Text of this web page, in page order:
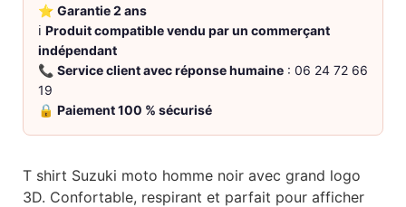
⭐ Garantie 2 ans
ℹ️ Produit compatible vendu par un commerçant
indépendant
📞 Service client avec réponse humaine : 06 24 72 66
19
🔒 Paiement 100 % sécurisé
T shirt Suzuki moto homme noir avec grand logo
3D. Confortable, respirant et parfait pour afficher